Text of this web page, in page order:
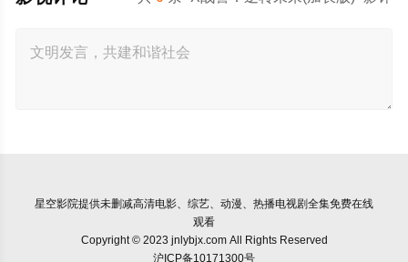
星空影院提供未删减高清电影、综艺、动漫、热播电视剧全集免费在线
观看
Copyright © 2023 jnlybjx.com All Rights Reserved
沪ICP备10171300号